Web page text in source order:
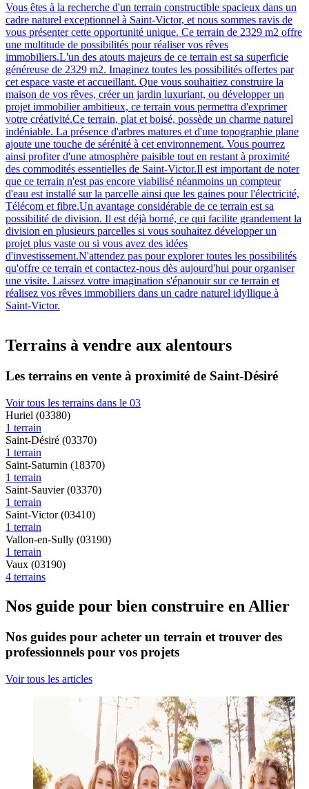
Vous êtes à la recherche d'un terrain constructible spacieux dans un
cadre naturel exceptionnel à Saint-Victor, et nous sommes ravis de
vous présenter cette opportunité unique. Ce terrain de 2329 m2 offre
une multitude de possibilités pour réaliser vos rêves
immobiliers.L'un des atouts majeurs de ce terrain est sa superficie
généreuse de 2329 m2. Imaginez toutes les possibilités offertes par
cet espace vaste et accueillant. Que vous souhaitiez construire la
maison de vos rêves, créer un jardin luxuriant, ou développer un
projet immobilier ambitieux, ce terrain vous permettra d'exprimer
votre créativité.Ce terrain, plat et boisé, possède un charme naturel
indéniable. La présence d'arbres matures et d'une topographie plane
ajoute une touche de sérénité à cet environnement. Vous pourrez
ainsi profiter d'une atmosphère paisible tout en restant à proximité
des commodités essentielles de Saint-Victor.Il est important de noter
que ce terrain n'est pas encore viabilisé néanmoins un compteur
d'eau est installé sur la parcelle ainsi que les gaines pour l'électricité,
Télécom et fibre.Un avantage considérable de ce terrain est sa
possibilité de division. Il est déjà borné, ce qui facilite grandement la
division en plusieurs parcelles si vous souhaitez développer un
projet plus vaste ou si vous avez des idées
d'investissement.N'attendez pas pour explorer toutes les possibilités
qu'offre ce terrain et contactez-nous dès aujourd'hui pour organiser
une visite. Laissez votre imagination s'épanouir sur ce terrain et
réalisez vos rêves immobiliers dans un cadre naturel idyllique à
Saint-Victor.
Terrains à vendre aux alentours
Les terrains en vente à proximité de Saint-Désiré
Voir tous les terrains dans le 03
Huriel (03380)
1 terrain
Saint-Désiré (03370)
1 terrain
Saint-Saturnin (18370)
1 terrain
Saint-Sauvier (03370)
1 terrain
Saint-Victor (03410)
1 terrain
Vallon-en-Sully (03190)
1 terrain
Vaux (03190)
4 terrains
Nos guide pour bien construire en Allier
Nos guides pour acheter un terrain et trouver des
professionnels pour vos projets
Voir tous les articles